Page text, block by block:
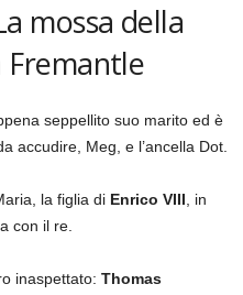
mossa della
Fremantle
seppellito suo marito ed è
accudire, Meg, e l’ancella Dot.
la figlia di Enrico VIII, in
con il re.
inaspettato: Thomas